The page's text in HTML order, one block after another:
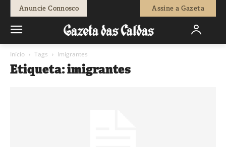
Anuncie Connosco Assine a Gazeta
Início Tags Imigrantes
Etiqueta: imigrantes